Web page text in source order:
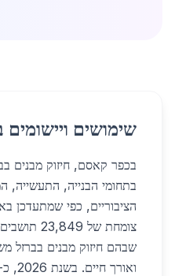
שימושים
בכפר קאסם, חיזוק מבנים
בתחומי הבנייה, התעשייה,
צומחת של
שבהם חיזוק מבנים בברזל